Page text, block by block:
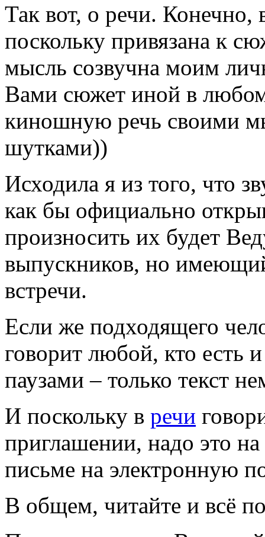
Так вот, о речи. Конечно,
поскольку привязана к
мысль созвучна моим
Вами сюжет иной в
киношную речь своими
шутками))
Исходила я из того, что
как бы официально
произносить их будет
выпускников, но
встречи.
Если же подходящего
говорит любой, кто есть
паузами – только текст
И поскольку в речи
приглашении, надо это
письме на электронную
В общем, читайте и всё